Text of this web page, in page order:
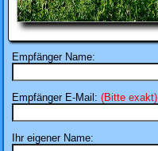
Empfänger Name:
Empfänger E-Mail: (Bitte exakt)
Ihr eigener Name: